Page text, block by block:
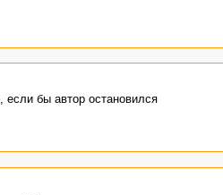
бы автор остановился